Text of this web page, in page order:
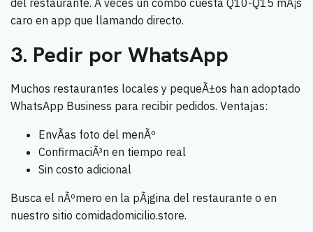
del restaurante. A veces un combo cuesta Q10-Q15 mÃ¡s
caro en app que llamando directo.
3. Pedir por WhatsApp
Muchos restaurantes locales y pequeÃ±os han adoptado
WhatsApp Business para recibir pedidos. Ventajas:
EnvÃ­as foto del menÃº
ConfirmaciÃ³n en tiempo real
Sin costo adicional
Busca el nÃºmero en la pÃ¡gina del restaurante o en
nuestro sitio comidadomicilio.store.